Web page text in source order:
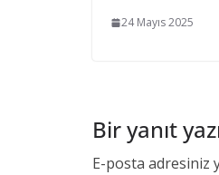
24 Mayıs 2025
Bir yanıt
E-posta adresiniz